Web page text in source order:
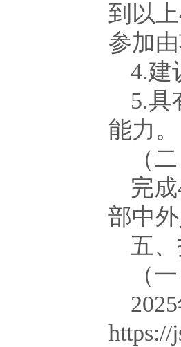
到以
参加
4.建
5.具
能力。
（
完
部中
五
（